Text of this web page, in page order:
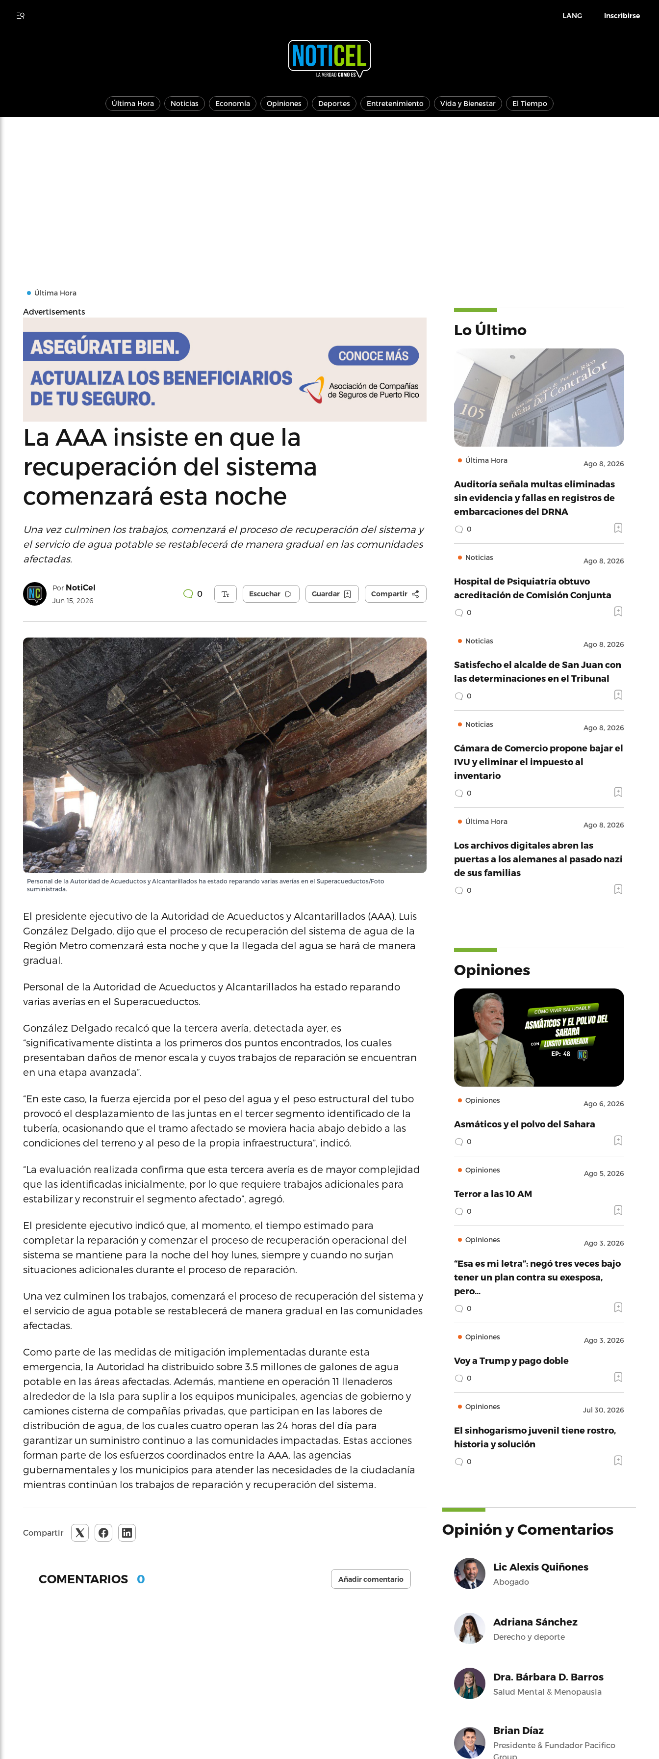
LANG Inscribirse
Última Hora Noticias Economía Opiniones Deportes Entretenimiento Vida y Bienestar El Tiempo
Última Hora
Advertisements
La AAA insiste en que la
recuperación del sistema
comenzará esta noche
Una vez culminen los trabajos, comenzará el proceso de recuperación del sistema y
el servicio de agua potable se restablecerá de manera gradual en las comunidades
afectadas.
Por NotiCel
Jun 15, 2026
0 Escuchar Guardar Compartir
Personal de la Autoridad de Acueductos y Alcantarillados ha estado reparando varias averías en el Superacueductos/Foto
suministrada.
El presidente ejecutivo de la Autoridad de Acueductos y Alcantarillados (AAA), Luis
González Delgado, dijo que el proceso de recuperación del sistema de agua de la
Región Metro comenzará esta noche y que la llegada del agua se hará de manera
gradual.
Personal de la Autoridad de Acueductos y Alcantarillados ha estado reparando
varias averías en el Superacueductos.
González Delgado recalcó que la tercera avería, detectada ayer, es
“significativamente distinta a los primeros dos puntos encontrados, los cuales
presentaban daños de menor escala y cuyos trabajos de reparación se encuentran
en una etapa avanzada”.
“En este caso, la fuerza ejercida por el peso del agua y el peso estructural del tubo
provocó el desplazamiento de las juntas en el tercer segmento identificado de la
tubería, ocasionando que el tramo afectado se moviera hacia abajo debido a las
condiciones del terreno y al peso de la propia infraestructura”, indicó.
“La evaluación realizada confirma que esta tercera avería es de mayor complejidad
que las identificadas inicialmente, por lo que requiere trabajos adicionales para
estabilizar y reconstruir el segmento afectado”, agregó.
El presidente ejecutivo indicó que, al momento, el tiempo estimado para
completar la reparación y comenzar el proceso de recuperación operacional del
sistema se mantiene para la noche del hoy lunes, siempre y cuando no surjan
situaciones adicionales durante el proceso de reparación.
Una vez culminen los trabajos, comenzará el proceso de recuperación del sistema y
el servicio de agua potable se restablecerá de manera gradual en las comunidades
afectadas.
Como parte de las medidas de mitigación implementadas durante esta
emergencia, la Autoridad ha distribuido sobre 3.5 millones de galones de agua
potable en las áreas afectadas. Además, mantiene en operación 11 llenaderos
alrededor de la Isla para suplir a los equipos municipales, agencias de gobierno y
camiones cisterna de compañías privadas, que participan en las labores de
distribución de agua, de los cuales cuatro operan las 24 horas del día para
garantizar un suministro continuo a las comunidades impactadas. Estas acciones
forman parte de los esfuerzos coordinados entre la AAA, las agencias
gubernamentales y los municipios para atender las necesidades de la ciudadanía
mientras continúan los trabajos de reparación y recuperación del sistema.
Compartir
COMENTARIOS 0 Añadir comentario
Lo Último
Última Hora Ago 8, 2026
Auditoría señala multas eliminadas
sin evidencia y fallas en registros de
embarcaciones del DRNA
0
Noticias Ago 8, 2026
Hospital de Psiquiatría obtuvo
acreditación de Comisión Conjunta
0
Noticias Ago 8, 2026
Satisfecho el alcalde de San Juan con
las determinaciones en el Tribunal
0
Noticias Ago 8, 2026
Cámara de Comercio propone bajar el
IVU y eliminar el impuesto al
inventario
0
Última Hora Ago 8, 2026
Los archivos digitales abren las
puertas a los alemanes al pasado nazi
de sus familias
0
Opiniones
Opiniones Ago 6, 2026
Asmáticos y el polvo del Sahara
0
Opiniones Ago 5, 2026
Terror a las 10 AM
0
Opiniones Ago 3, 2026
“Esa es mi letra”: negó tres veces bajo
tener un plan contra su exesposa,
pero…
0
Opiniones Ago 3, 2026
Voy a Trump y pago doble
0
Opiniones Jul 30, 2026
El sinhogarismo juvenil tiene rostro,
historia y solución
0
Opinión y Comentarios
Lic Alexis Quiñones
Abogado
Adriana Sánchez
Derecho y deporte
Dra. Bárbara D. Barros
Salud Mental & Menopausia
Brian Díaz
Presidente & Fundador Pacifico
Group